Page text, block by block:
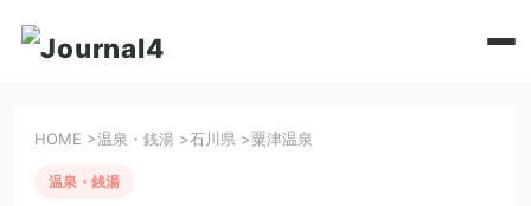
HOME >温泉・銭湯 >石川県 >粟津温泉
温泉・銭湯